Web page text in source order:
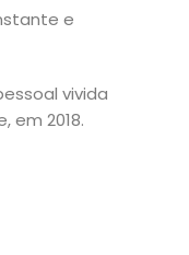
e
vivida
em 2018.